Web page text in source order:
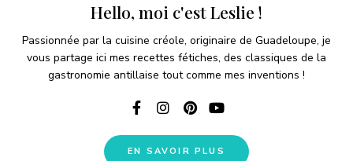
Hello, moi c'est Leslie !
Passionnée par la cuisine créole, originaire de Guadeloupe, je
vous partage ici mes recettes fétiches, des classiques de la
gastronomie antillaise tout comme mes inventions !
EN SAVOIR PLUS